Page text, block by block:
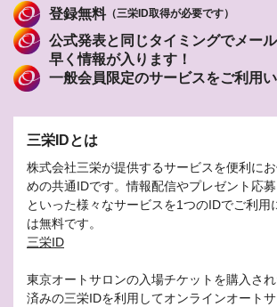
登録無料（三栄ID取得が必要です）
公式発表と同じタイミングでメー
早く情報が入ります！
一般会員限定のサービスをご利用
三栄IDとは
株式会社三栄が提供するサービスを便利に
めの共通IDです。情報配信やプレゼント応
といった様々なサービスを1つのIDでご利用
は無料です。
三栄ID
東京オートサロンの入場チケットを購入さ
済みの三栄IDを利用してオンラインオート